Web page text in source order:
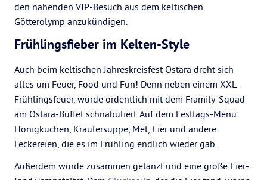
den nahenden VIP-Besuch aus dem keltischen
Götterolymp anzukündigen.
Frühlingsfieber im Kelten-Style
Auch beim keltischen Jahreskreisfest Ostara dreht sich
alles um Feuer, Food und Fun! Denn neben einem XXL-
Frühlingsfeuer, wurde ordentlich mit dem Framily-Squad
am Ostara-Buffet schnabuliert. Auf dem Festtags-Menü:
Honigkuchen, Kräutersuppe, Met, Eier und andere
Leckereien, die es im Frühling endlich wieder gab.
Außerdem wurde zusammen getanzt und eine große Eier-